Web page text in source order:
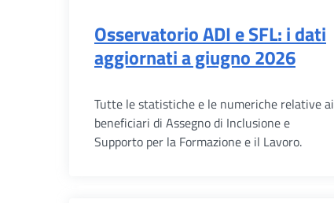
Osservatorio ADI e SFL: i dati
aggiornati a giugno 2026
Tutte le statistiche e le numeriche relative ai
beneficiari di Assegno di Inclusione e
Supporto per la Formazione e il Lavoro.